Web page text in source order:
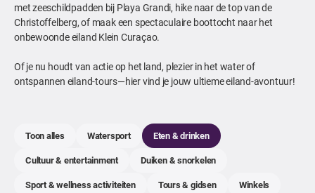
met zeeschildpadden bij Playa Grandi, hike naar de top van de
Christoffelberg, of maak een spectaculaire boottocht naar het
onbewoonde eiland Klein Curaçao.
Of je nu houdt van actie op het land, plezier in het water of
ontspannen eiland-tours—hier vind je jouw ultieme eiland-avontuur!
Toon alles Watersport
Eten & drinken
Cultuur & entertainment
Duiken & snorkelen
Sport & wellness activiteiten
Tours & gidsen Winkels